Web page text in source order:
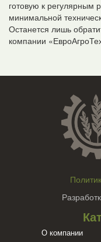
готовую к регулярным
минимальной
Останется лишь
компании
О компании